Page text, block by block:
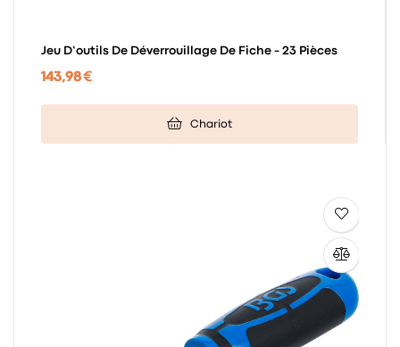
Jeu D’outils De Déverrouillage De Fiche - 23 Pièces
143,98 €
Chariot